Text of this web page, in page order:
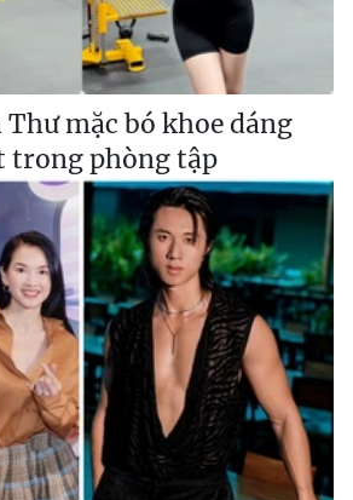
Thư mặc bó khoe dáng
trong phòng tập